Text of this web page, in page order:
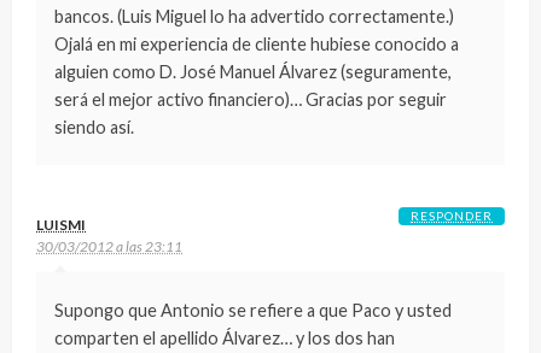
bancos. (Luis Miguel lo ha advertido correctamente.)
Ojalá en mi experiencia de cliente hubiese conocido a
alguien como D. José Manuel Álvarez (seguramente,
será el mejor activo financiero)… Gracias por seguir
siendo así.
LUISMI
30/03/2012 a las 23:11
Supongo que Antonio se refiere a que Paco y usted
comparten el apellido Álvarez… y los dos han
RESPONDER